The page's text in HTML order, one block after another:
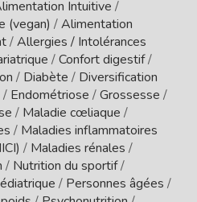
Intuitive /
(vegan) /Alimentation
/Allergies / Intolérances
/Confort digestif/
/ Diabète / Diversification
/ Endométriose /Grossesse /
/ Maladie cœliaque /
/ Maladies inflammatoires
/ Maladies rénales /
/ Nutrition du sportif/
/ Personnes âgées /